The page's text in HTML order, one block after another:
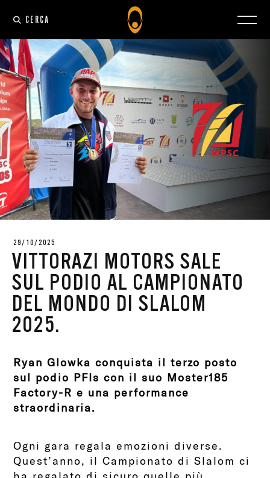
CERCA
29/10/2025
VITTORAZI MOTORS SALE
SUL PODIO AL CAMPIONATO
DEL MONDO DI SLALOM
2025.
Ryan Glowka conquista il terzo posto
sul podio PFIs con il suo Moster185
Factory-R e una performance
straordinaria.
Ogni gara regala emozioni diverse.
Quest’anno, il Campionato di Slalom ci